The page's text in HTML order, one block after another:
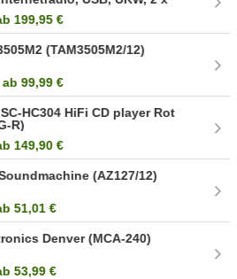
199,95 €
(TAM3505M2/12)
ab 99,99 €
HC304 HiFi CD player Rot
R)
149,90 €
(AZ127/12)
51,01 €
Denver (MCA-240)
53,99 €